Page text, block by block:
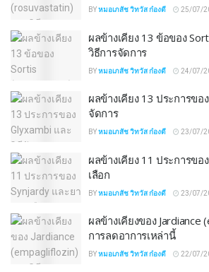
BYหมอเภสัช วิทวัส ก๋องดี 25/07/
ผลข้างเคียง 13 ข้อของ
วิธีการจัดการ
BYหมอเภสัช วิทวัส ก๋องดี 24/07/
ผลข้างเคียง 13 ประการขอ
จัดการ
BYหมอเภสัช วิทวัส ก๋องดี 23/07/
ผลข้างเคียง 11 ประการขอ
เลือก
BYหมอเภสัช วิทวัส ก๋องดี 23/07/
ผลข้างเคียงของ Jardiance
การลดอาการเหล่านี้
BYหมอเภสัช วิทวัส ก๋องดี 22/07/